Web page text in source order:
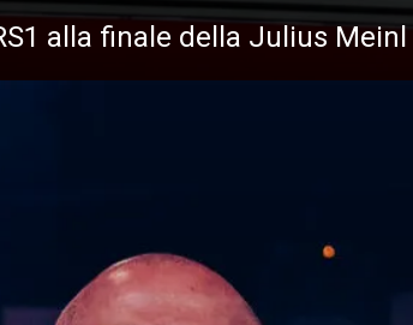
alla finale della Julius